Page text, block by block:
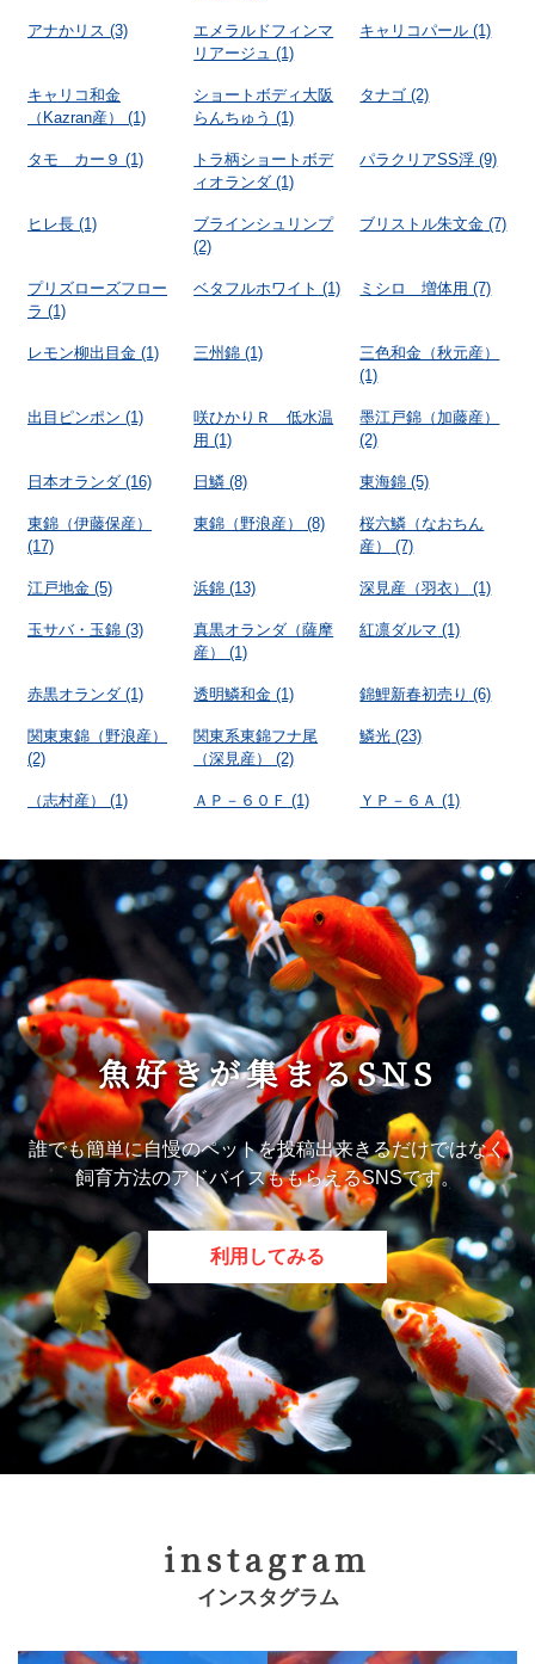
アナかリス (3)
エメラルドフィンマ
リアージュ (1)
キャリコパール (1)
キャリコ和金
（Kazran産）
(1)
ショートボディ大阪
らんちゅう (1)
タナゴ (2)
タモ カー９ (1)
トラ柄ショートボデ
ィオランダ (1)
パラクリアSS浮 (9)
ヒレ長 (1)
ブラインシュリンプ
(2)
ブリストル朱文金 (7)
プリズローズフロー
ラ (1)
ベタフルホワイト (1) ミシロ 増体用 (7)
レモン柳出目金 (1) 三州錦 (1)
三色和金（秋元産）
(1)
出目ピンポン (1)
咲ひかりＲ 低水温
用 (1)
墨江戸錦（加藤産）
(2)
日本オランダ (16) 日鱗 (8) 東海錦 (5)
東錦（伊藤保産）
(17)
東錦（野浪産） (8)
桜六鱗（なおちん
産）
(7)
江戸地金 (5) 浜錦 (13) 深見産（羽衣） (1)
玉サバ・玉錦 (3)
真黒オランダ（薩摩
産）
(1)
紅凛ダルマ (1)
赤黒オランダ (1) 透明鱗和金 (1) 錦鯉新春初売り (6)
関東東錦（野浪産）
(2)
関東系東錦フナ尾
（深見産）
(2)
鱗光 (23)
（志村産） (1) ＡＰ－６０Ｆ (1) ＹＰ－６Ａ (1)
魚好きが集まるSNS
誰でも簡単に自慢のペットを投稿出来きるだけではなく
飼育方法のアドバイスももらえるSNSです。
利用してみる
instagram
インスタグラム